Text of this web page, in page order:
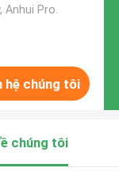
Anhui Pro.
hệ chúng tôi
chúng tôi